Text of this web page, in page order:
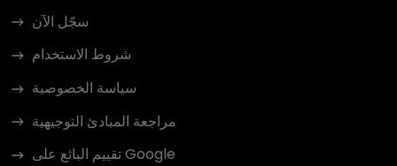
سجّل الآن
شروط الاستخدام
سياسة الخصوصية
مراجعة المبادئ التوجيهية
تقييم البائع على Google